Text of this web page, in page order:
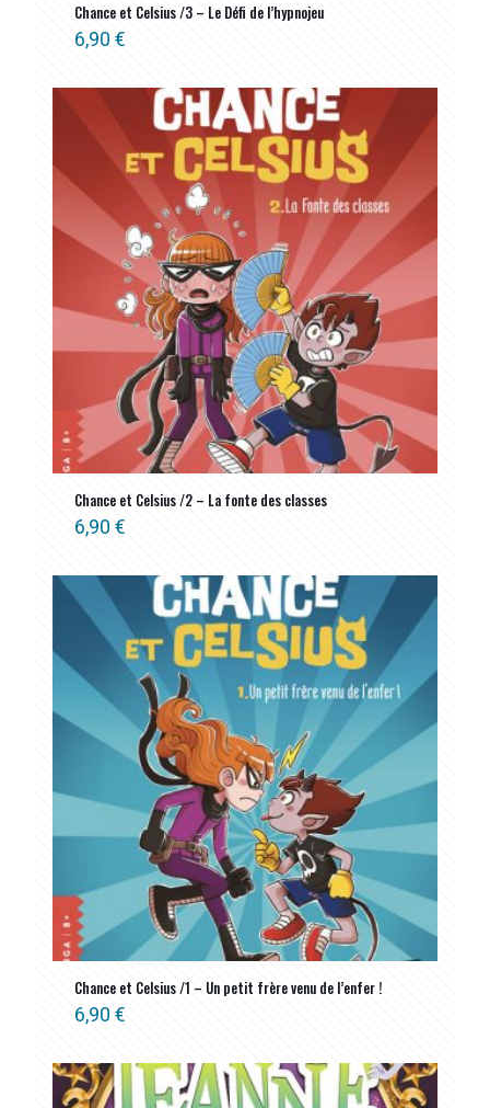
Chance et Celsius /3 – Le Défi de l’hypnojeu
6,90 €
Chance et Celsius /2 – La fonte des classes
6,90 €
Chance et Celsius /1 – Un petit frère venu de l’enfer !
6,90 €